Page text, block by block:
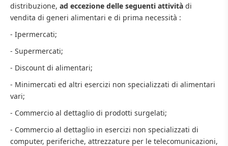
distribuzione, ad eccezione delle seguenti attività di
vendita di generi alimentari e di prima necessità :
- Ipermercati;
- Supermercati;
- Discount di alimentari;
- Minimercati ed altri esercizi non specializzati di alimentari
vari;
- Commercio al dettaglio di prodotti surgelati;
- Commercio al dettaglio in esercizi non specializzati di
computer, periferiche, attrezzature per le telecomunicazioni,